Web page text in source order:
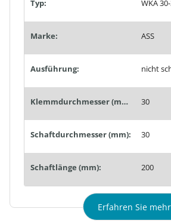
Typ: WKA
Marke: ASS
Ausführung: nicht
Klemmdurchmesser (mm): 30
Schaftdurchmesser (mm): 30
Schaftlänge (mm): 200
Erfahren Sie mehr